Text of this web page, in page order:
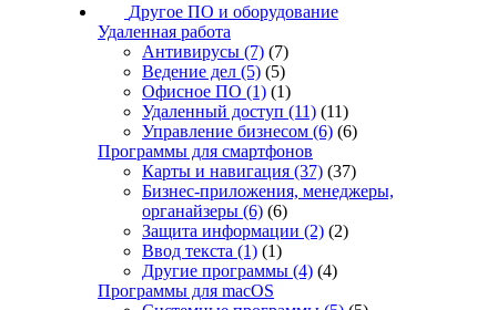
Другое ПО и оборудование
Удаленная работа
Антивирусы (7) (7)
Ведение дел (5) (5)
Офисное ПО (1) (1)
Удаленный доступ (11) (11)
Управление бизнесом (6) (6)
Программы для смартфонов
Карты и навигация (37) (37)
Бизнес-приложения, менеджеры,
органайзеры (6) (6)
Защита информации (2) (2)
Ввод текста (1) (1)
Другие программы (4) (4)
Программы для macOS